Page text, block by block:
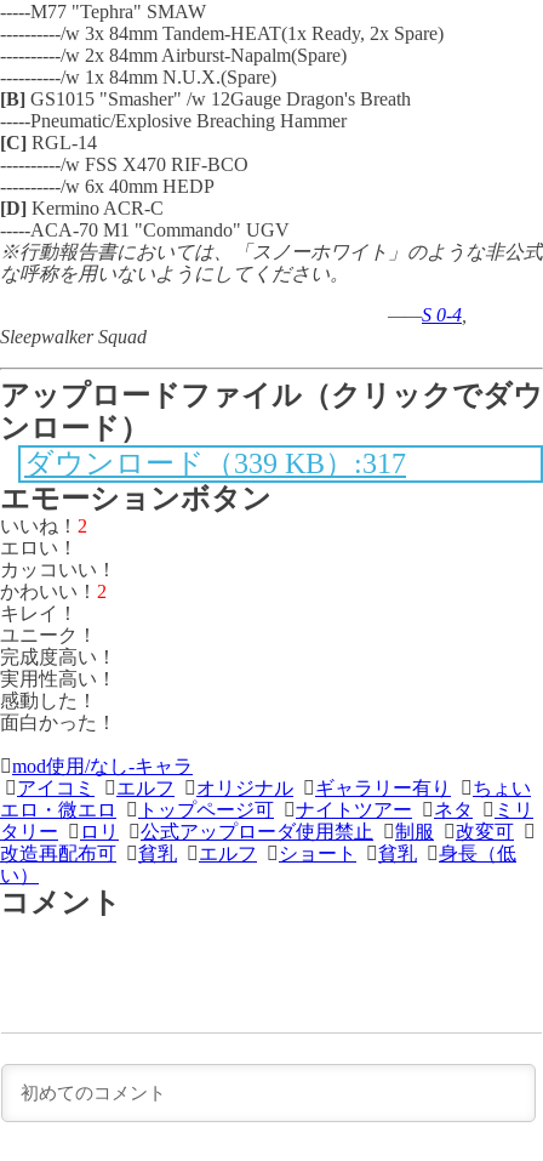
-----M77 "Tephra" SMAW
----------/w 3x 84mm Tandem-HEAT(1x Ready, 2x Spare)
----------/w 2x 84mm Airburst-Napalm(Spare)
----------/w 1x 84mm N.U.X.(Spare)
[B] GS1015 "Smasher" /w 12Gauge Dragon's Breath
-----Pneumatic/Explosive Breaching Hammer
[C] RGL-14
----------/w FSS X470 RIF-BCO
----------/w 6x 40mm HEDP
[D] Kermino ACR-C
-----ACA-70 M1 "Commando" UGV
※行動報告書においては、「スノーホワイト」のような非公式
な呼称を用いないようにしてください。
——S 0-4
Sleepwalker Squad
アップロードファイル（クリックでダウ
ンロード）
ダウンロード（339 KB）:317
エモーションボタン
いいね！ 2
エロい！
カッコいい！
かわいい！ 2
キレイ！
ユニーク！
完成度高い！
実用性高い！
感動した！
面白かった！
＜
次
の
記
事
前
の
記
事
＞
mod使用/なし-キャラ
アイコミ
エルフ オリジナル ギャラリー有り
ちょい
エロ・微エロ
トップページ可 ナイトツアー ネタ
ミリ
タリー
ロリ 公式アップローダ使用禁止 制服
改変可
改造再配布可
貧乳 エルフ ショート 貧乳
身長（低
い）
コメント